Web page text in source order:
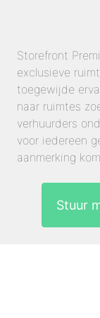
Storefront
exclusieve
toegewijde
naar ruimtes
verhuurders
voor iedereen
aanmerking
Stuur